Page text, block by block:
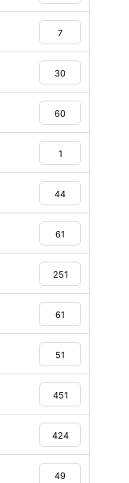
7
30
60
1
44
61
251
61
51
451
424
49